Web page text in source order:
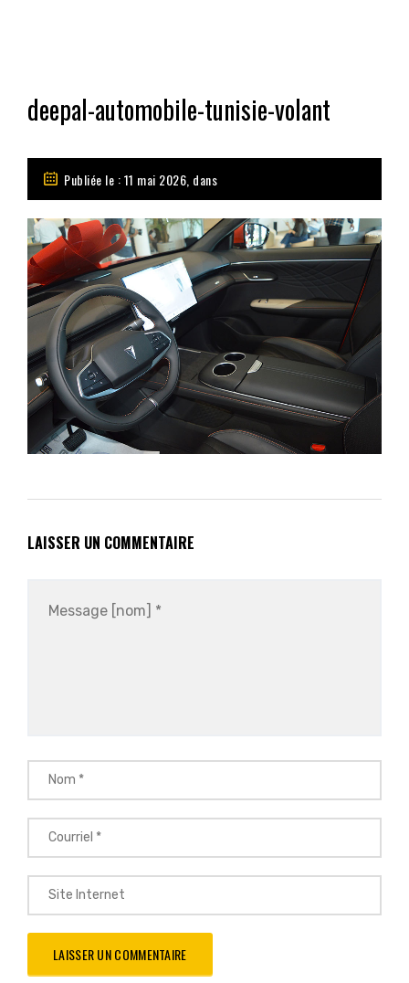
deepal-automobile-tunisie-volant
Publiée le : 11 mai 2026, dans
LAISSER UN COMMENTAIRE